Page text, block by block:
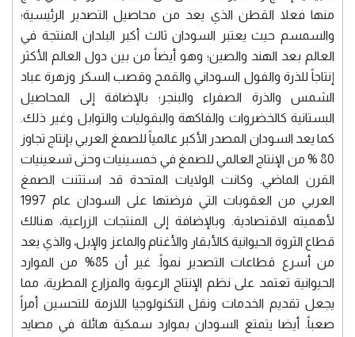
منها فعلا القطن الذي يعد من محاصيل التصدير الرئيسية؛
والسمسم حيث يعتبر السودان ثالث أكبر البلدان المنتجة في
العالم بعد الهند والصين؛ وهو أيضاً من بين دول العالم الأكثر
إنتاجاً للذرة والفول السوداني والقمح وقصب السكر وزهرة عباد
الشمس والذرة الصفراء والبنجر؛ بالإضافة إلى المحاصيل
البستانية كالخضروات والفاكهة والبقوليات والتوابل وغير ذلك.
كما يعد السودان المصدر الأكبر عالمياً للصمغ العربي بإنتاج تجاوز
80 % من الإنتاج العالمي للصمغ في خمسينيات وحتى تسعينيات
القرن الماضي. وكانت الولايات المتحدة قد استثنت الصمغ
العربي من العقوبات التي فرضتها على السودان عام 1997
لأهميته الاقتصادية. وبالإضافة إلى المنتجات الزراعية، هنالك
قطاع الثروة الحيوانية كالأبقار والأغنام والماعز والإبل، والذي يعد
من أسرع قطاعات التصدير نمواً. غير أن 85% من الموارد
الحيوانية تعتمد على نظم الإنتاج الرعوية والمزارع المطرية، مما
يجعل تقديم الخدمات ونقل التكنولوجيا اللازمة للتحسين أمراً
صعباً. أيضا يتمتع السودان بموارد سمكية هائلة في مصايد